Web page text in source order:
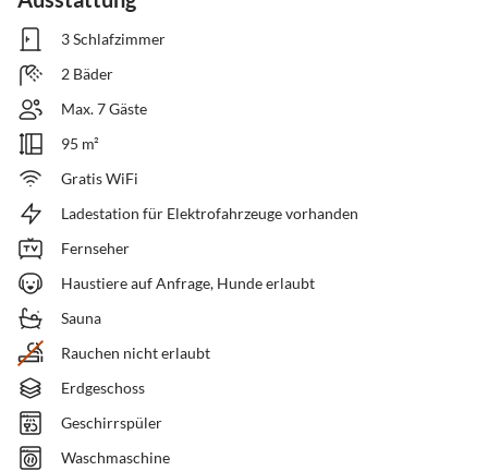
3 Schlafzimmer
2 Bäder
Max. 7 Gäste
95 m²
Gratis WiFi
Ladestation für Elektrofahrzeuge vorhanden
Fernseher
Haustiere auf Anfrage, Hunde erlaubt
Sauna
Rauchen nicht erlaubt
Erdgeschoss
Geschirrspüler
Waschmaschine